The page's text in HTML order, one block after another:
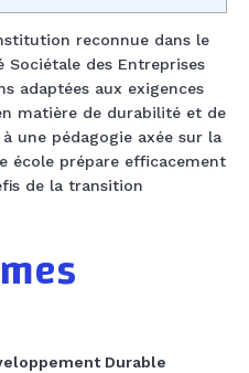
reconnue dans le
Sociétale des Entreprises
adaptées aux exigences
matière de durabilité et de
une pédagogie axée sur la
école prépare efficacement
de la transition
Durable